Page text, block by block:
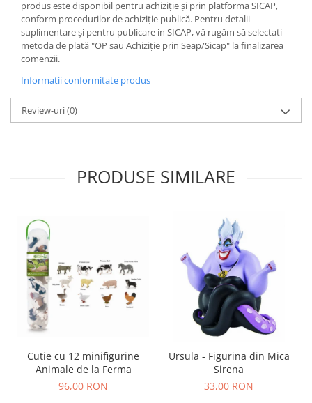
produs este disponibil pentru achiziție și prin platforma SICAP,
conform procedurilor de achiziție publică. Pentru detalii
suplimentare și pentru publicare in SICAP, vă rugăm să selectati
metoda de plată "OP sau Achiziție prin Seap/Sicap" la finalizarea
comenzii.
Informatii conformitate produs
Review-uri(0)
PRODUSE SIMILARE
Cutie cu 12 minifigurine
Animale de la Ferma
96,00 RON
Ursula - Figurina din Mica
Sirena
33,00 RON